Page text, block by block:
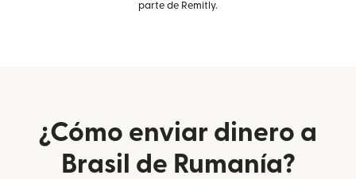
parte de Remitly.
¿Cómo enviar dinero a
Brasil de Rumanía?